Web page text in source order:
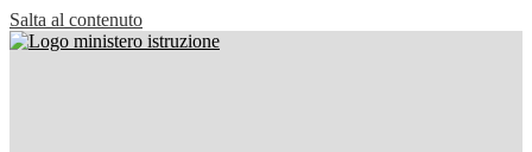
Salta al contenuto